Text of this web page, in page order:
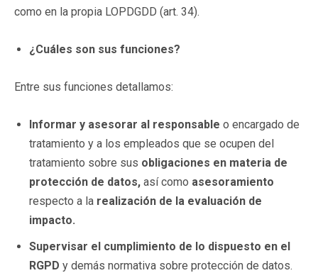
como en la propia LOPDGDD (art. 34).
¿Cuáles son sus funciones?
Entre sus funciones detallamos:
Informar y asesorar al responsable o encargado de
tratamiento y a los empleados que se ocupen del
tratamiento sobre sus obligaciones en materia de
protección de datos, así como asesoramiento
respecto a la realización de la evaluación de
impacto.
Supervisar el cumplimiento de lo dispuesto en el
RGPD y demás normativa sobre protección de datos.